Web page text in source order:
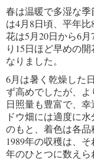
春は温暖で多湿な
は4月8日頃、平年
花は5月20日から6
り15日ほど早めの
なりました。
6月は暑く乾燥した
ず高めでしたが、よ
日照量も豊富で、
ドウ畑には適度に
のもと、着色は各品
1989年の収穫は、
年のひとつに数えら